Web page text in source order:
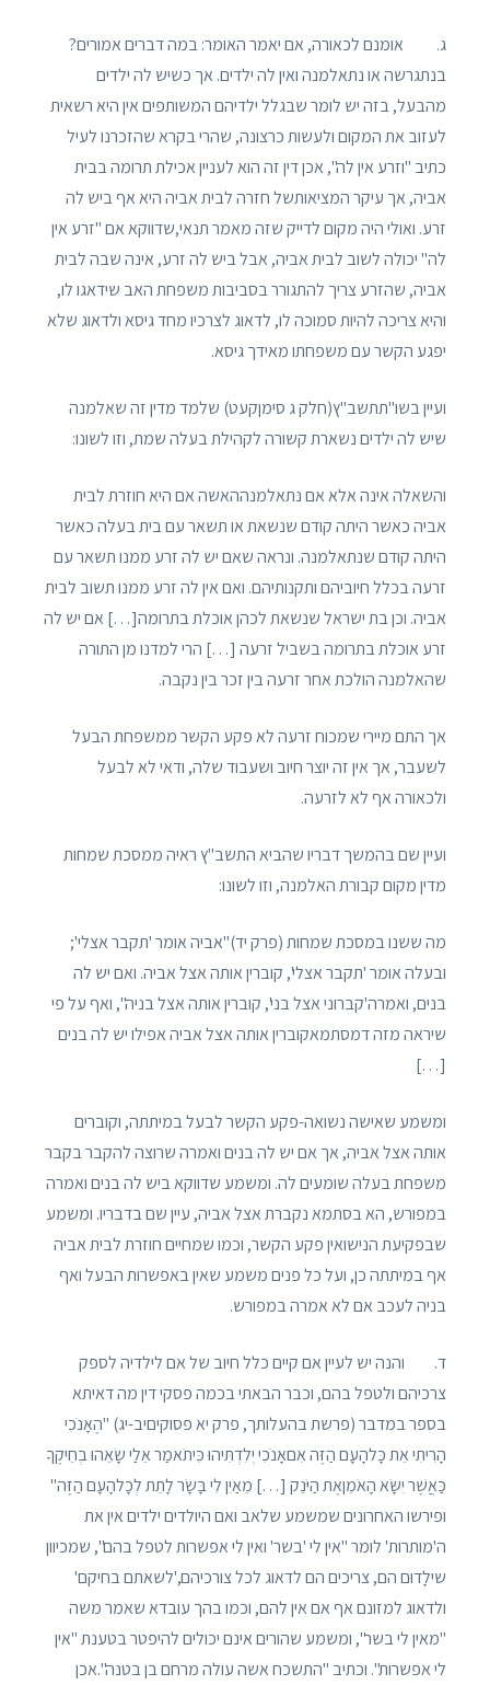
ג. אומנם לכאורה, אם יאמר האומר: במה דברים אמורים?
בנתגרשה או נתאלמנה ואין לה ילדים. אך כשיש לה ילדים
מהבעל, בזה יש לומר שבגלל ילדיהם המשותפים אין היא רשאית
לעזוב את המקום ולעשות כרצונה, שהרי בקרא שהזכרנו לעיל
כתיב "וזרע אין לה", אכן דין זה הוא לעניין אכילת תרומה בבית
אביה, אך עיקר המציאותשל חזרה לבית אביה היא אף ביש לה
זרע. ואולי היה מקום לדייק שזה מאמר תנאי,שדווקא אם "זרע אין
לה" יכולה לשוב לבית אביה, אבל ביש לה זרע, אינה שבה לבית
אביה, שהזרע צריך להתגורר בסביבות משפחת האב שידאגו לו,
והיא צריכה להיות סמוכה לו, לדאוג לצרכיו מחד גיסא ולדאוג שלא
יפגע הקשר עם משפחתו מאידך גיסא.
ועיין בשו"תתשב"ץ(חלק ג סימןקעט) שלמד מדין זה שאלמנה
שיש לה ילדים נשארת קשורה לקהילת בעלה שמת, וזו לשונו:
והשאלה אינה אלא אם נתאלמנההאשה אם היא חוזרת לבית
אביה כאשר היתה קודם שנשאת או תשאר עם בית בעלה כאשר
היתה קודם שנתאלמנה. ונראה שאם יש לה זרע ממנו תשאר עם
זרעה בכלל חיוביהם ותקנותיהם. ואם אין לה זרע ממנו תשוב לבית
אביה. וכן בת ישראל שנשאת לכהן אוכלת בתרומה[…] אם יש לה
זרע אוכלת בתרומה בשביל זרעה […] הרי למדנו מן התורה
שהאלמנה הולכת אחר זרעה בין זכר בין נקבה.
אך התם מיירי שמכוח זרעה לא פקע הקשר ממשפחת הבעל
לשעבר, אך אין זה יוצר חיוב ושעבוד שלה, ודאי לא לבעל
ולכאורה אף לא לזרעה.
ועיין שם בהמשך דבריו שהביא התשב"ץ ראיה ממסכת שמחות
מדין מקום קבורת האלמנה, וזו לשונו:
מה ששנו במסכת שמחות (פרק יד)"אביה אומר 'תקבר אצלי';
ובעלה אומר 'תקבר אצלי', קוברין אותה אצל אביה. ואם יש לה
בנים, ואמרה'קברוני אצל בני', קוברין אותה אצל בניה", ואף על פי
שיראה מזה דמסתמאקוברין אותה אצל אביה אפילו יש לה בנים
[…]
ומשמע שאישה נשואה-פקע הקשר לבעל במיתתה, וקוברים
אותה אצל אביה, אך אם יש לה בנים ואמרה שרוצה להקבר בקבר
משפחת בעלה שומעים לה. ומשמע שדווקא ביש לה בנים ואמרה
במפורש, הא בסתמא נקברת אצל אביה, עיין שם בדבריו. ומשמע
שבפקיעת הנישואין פקע הקשר, וכמו שמחיים חוזרת לבית אביה
אף במיתתה כן, ועל כל פנים משמע שאין באפשרות הבעל ואף
בניה לעכב אם לא אמרה במפורש.
ד. והנה יש לעיין אם קיים כלל חיוב של אם לילדיה לספק
צרכיהם ולטפל בהם, וכבר הבאתי בכמה פסקי דין מה דאיתא
בספר במדבר (פרשת בהעלותך, פרק יא פסוקיםיב-יג) "הֶאָנֹכִי
הָרִיתִי אֵת כָּלהָעָם הַזֶּה אִםאָנֹכִי יְלִדְתִּיהוּ כִּיתֹאמַר אֵלַי שָׂאֵהוּ בְחֵיקֶךָ
כַּאֲשֶׁר יִשָּׂא הָאֹמֵןאֶת הַיֹּנֵק […] מֵאַיִן לִי בָּשָׂר לָתֵת לְכָלהָעָם הַזֶּה"
ופירשו האחרונים שמשמע שלאב ואם היולדים ילדים אין את
ה'מותרות' לומר "אין לי 'בשר' ואין לי אפשרות לטפל בהם", שמכיוון
שילָדוּם הם, צריכים הם לדאוג לכל צורכיהם,'לשאתם בחיקם'
ולדאוג למזונם אף אם אין להם, וכמו בהך עובדא שאמר משה
"מאין לי בשר", ומשמע שהורים אינם יכולים להיפטר בטענת "אין
לי אפשרות". וכתיב "התשכח אשה עולה מרחם בן בטנה".אכן